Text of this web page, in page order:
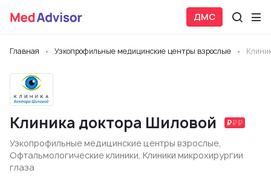
ДМС
Главная Узкопрофильные медицинские центры взрослые
Клиника доктора Шиловой
Узкопрофильные медицинские центры взрослые,
Офтальмологические клиники, Клиники микрохирургии
глаза